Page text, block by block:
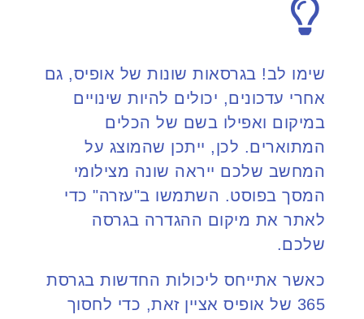
שימו לב! בגרסאות שונות של אופיס, גם
אחרי עדכונים, יכולים להיות שינויים
במיקום ואפילו בשם של הכלים
המתוארים. לכן, ייתכן שהמוצג על
המחשב שלכם ייראה שונה מצילומי
המסך בפוסט. השתמשו ב"עזרה" כדי
לאתר את מיקום ההגדרה בגרסה
שלכם.
כאשר אתייחס ליכולות החדשות בגרסת
365 של אופיס אציין זאת, כדי לחסוך